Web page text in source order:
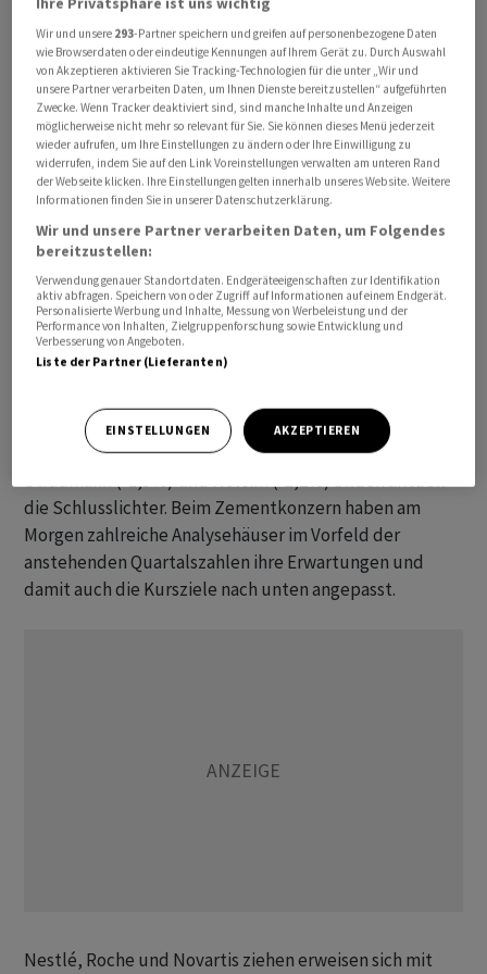
den weiteren Zinspfad in den USA etwas schärfen. Ein
starker Arbeitsmarkt dürfte dem Fed Argumente für
weitere Zinserhöhungen bieten und davon sei
auszugehen, heiss es in einem Kommentar. Ein Händler
spricht denn auch von einer "schrecklichen" Woche für
die Aktienmärkte. Es sei viel Porzellan zerschlagen
worden. Denn während die Aktienkurse sanken, sind die
Renditen speziell am US-Bondmarkt teilweise auf
Der SMI verliert gegen 9.15 Uhr 0,59 Prozent auf
10'922,31 Punkte. Der SLI, in dem die 30 wichtigsten
Aktien enthalten sind, sinkt um 0,50 Prozent auf 1706,65
Punkte. Im SLI geben 22 Werte nach und acht legen zu.
Straumann (-1,5%) und Holcim (-1,2%) bilden aktuell
die Schlusslichter. Beim Zementkonzern haben am
Morgen zahlreiche Analysehäuser im Vorfeld der
anstehenden Quartalszahlen ihre Erwartungen und
damit auch die Kursziele nach unten angepasst.
Nestlé, Roche und Novartis ziehen erweisen sich mit
Wir und unsere 293-Partner speichern und greifen auf personenbezogene Daten
wie Browserdaten oder eindeutige Kennungen auf Ihrem Gerät zu. Durch Auswahl
von Akzeptieren aktivieren Sie Tracking-Technologien für die unter „Wir und
unsere Partner verarbeiten Daten, um Ihnen Dienste bereitzustellen“ aufgeführten
Zwecke. Wenn Tracker deaktiviert sind, sind manche Inhalte und Anzeigen
möglicherweise nicht mehr so relevant für Sie. Sie können dieses Menü jederzeit
wieder aufrufen, um Ihre Einstellungen zu ändern oder Ihre Einwilligung zu
widerrufen, indem Sie auf den Link Voreinstellungen verwalten am unteren Rand
der Webseite klicken. Ihre Einstellungen gelten innerhalb unseres Website. Weitere
Informationen finden Sie in unserer Datenschutzerklärung.
Wir und unsere Partner verarbeiten Daten, um Folgendes
bereitzustellen:
Verwendung genauer Standortdaten. Endgeräteeigenschaften zur Identifikation
aktiv abfragen. Speichern von oder Zugriff auf Informationen auf einem Endgerät.
Personalisierte Werbung und Inhalte, Messung von Werbeleistung und der
Performance von Inhalten, Zielgruppenforschung sowie Entwicklung und
Verbesserung von Angeboten.
Liste der Partner (Lieferanten)
EINSTELLUNGEN AKZEPTIEREN